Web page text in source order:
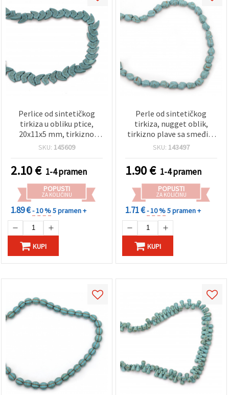
Perlice od sintetičkog
tirkiza u obliku ptice,
20x11x5 mm, tirkizno
plave, oko 42 kom – izrada
SKU: 145609
2.10€ 1-4 pramen
POPUSTI
ZA KOLIČINU
1.89 €- 10 %5 pramen +
KUPI
Perle od sintetičkog
tirkiza, nugget oblik,
tirkizno plave sa smeđim
žilicama, 10x12 mm
komada po nizu – DIY hobi
materijal za izradu nakita:
narukvice, ogrlice i
naušnice
SKU: 143497
1.90€ 1-4 pramen
POPUSTI
ZA KOLIČINU
1.71 €- 10 %5 pramen +
KUPI